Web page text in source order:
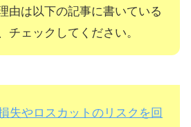
由は以下の記事に書いている
チェックしてください。
失やロスカットのリスクを回